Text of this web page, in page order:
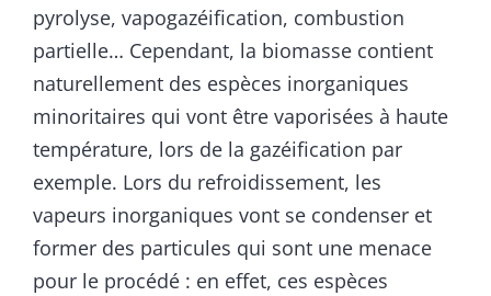
pyrolyse, vapogazéification, combustion
partielle… Cependant, la biomasse contient
naturellement des espèces inorganiques
minoritaires qui vont être vaporisées à haute
température, lors de la gazéification par
exemple. Lors du refroidissement, les
vapeurs inorganiques vont se condenser et
former des particules qui sont une menace
pour le procédé : en effet, ces espèces